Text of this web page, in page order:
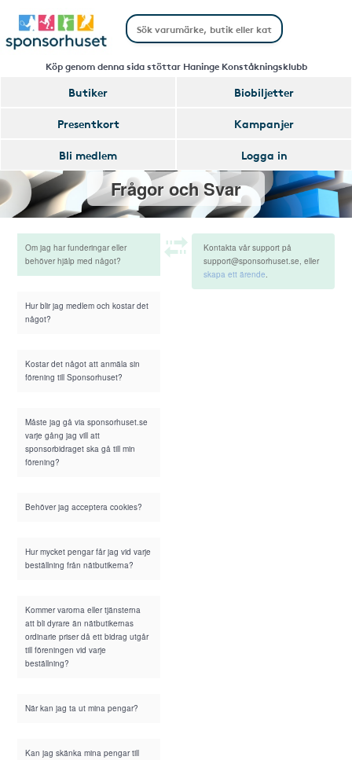
Köp genom denna sida stöttar Haninge Konståkningsklubb
Butiker
Biobiljetter
Presentkort
Kampanjer
Bli medlem
Logga in
Frågor och Svar
Om jag har funderingar eller
behöver hjälp med något?
Hur blir jag medlem och kostar det
något?
Kostar det något att anmäla sin
förening till Sponsorhuset?
Måste jag gå via sponsorhuset.se
varje gång jag vill att
sponsorbidraget ska gå till min
förening?
Behöver jag acceptera cookies?
Hur mycket pengar får jag vid varje
beställning från nätbutikerna?
Kommer varorna eller tjänsterna
att bli dyrare än nätbutikernas
ordinarie priser då ett bidrag utgår
till föreningen vid varje
beställning?
När kan jag ta ut mina pengar?
Kan jag skänka mina pengar till
Kontakta vår support på
support@sponsorhuset.se, eller
skapa ett ärende.